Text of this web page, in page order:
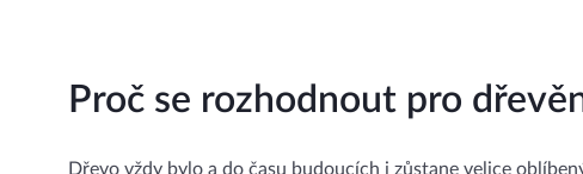
Proč se rozhodnout pro
Dřevo vždy bylo a do času budoucích i zůstane velice